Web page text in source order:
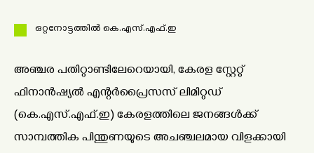
ഒറ്റനോട്ടത്തിൽ കെ.എസ്.എഫ്.ഇ
അഞ്ചര പതിറ്റാണ്ടിലേറെയായി, കേരള സ്റ്റേറ്റ്
ഫിനാൻഷ്യൽ എന്റർപ്രൈസസ് ലിമിറ്റഡ്
(കെ.എസ്.എഫ്.ഇ) കേരളത്തിലെ ജനങ്ങൾക്ക്
സാമ്പത്തിക പിന്തുണയുടെ അചഞ്ചലമായ വിളക്കായി